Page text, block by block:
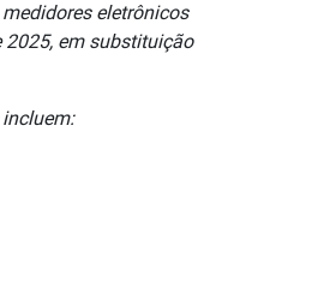
eletrônicos
2025, em substituição